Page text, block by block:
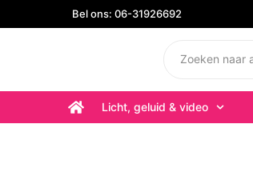
Bel ons: 06-31926692
Licht, geluid & video